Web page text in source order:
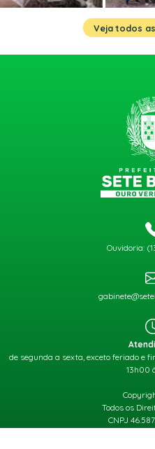
Veja todos
Ouvidoria:
de segunda a sexta, exceto feriado e
13h00
Todos os
CNPJ